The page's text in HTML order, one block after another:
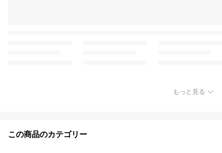
もっと見る
この商品のカテゴリー